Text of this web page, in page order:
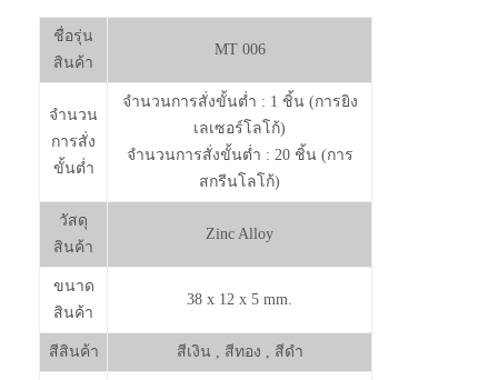
ชื่อรุ่น
สินค้า
MT 006
จำนวน
การสั่ง
ขั้นต่ำ
จำนวนการสั่งขั้นต่ำ : 1 ชิ้น (การยิง
เลเซอร์โลโก้)
จำนวนการสั่งขั้นต่ำ : 20 ชิ้น (การ
สกรีนโลโก้)
วัสดุ
สินค้า
Zinc Alloy
ขนาด
สินค้า
38 x 12 x 5 mm.
สีสินค้า สีเงิน , สีทอง , สีดำ